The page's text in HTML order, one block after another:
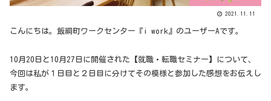
2021.11.11
こんにちは。飯綱町ワークセンター『i work』のユーザーAです。
10月20日と10月27日に開催された【就職・転職セミナー】について、
今回は私が１日目と２日目に分けてその模様と参加した感想をお伝えし
ます。